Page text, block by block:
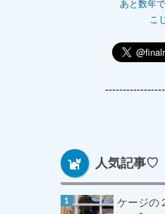
あと数年
こ
人気記事♡
ケージの